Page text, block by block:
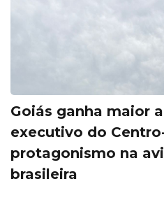
Goiás ganha maior
executivo do
protagonismo na
brasileira